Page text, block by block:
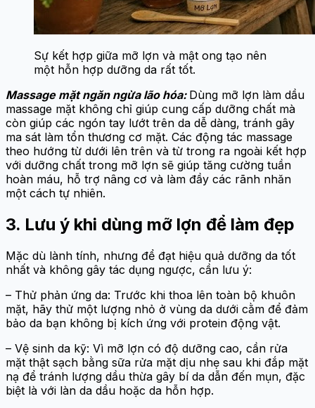
Sự kết hợp giữa mỡ lợn và mật ong tạo nên
một hỗn hợp dưỡng da rất tốt.
Massage mặt ngăn ngừa lão hóa: Dùng mỡ lợn làm dầu
massage mặt không chỉ giúp cung cấp dưỡng chất mà
còn giúp các ngón tay lướt trên da dễ dàng, tránh gây
ma sát làm tổn thương cơ mặt. Các động tác massage
theo hướng từ dưới lên trên và từ trong ra ngoài kết hợp
với dưỡng chất trong mỡ lợn sẽ giúp tăng cường tuần
hoàn máu, hỗ trợ nâng cơ và làm đầy các rãnh nhăn
một cách tự nhiên.
3. Lưu ý khi dùng mỡ lợn để làm đẹp
Mặc dù lành tính, nhưng để đạt hiệu quả dưỡng da tốt
nhất và không gây tác dụng ngược, cần lưu ý:
– Thử phản ứng da: Trước khi thoa lên toàn bộ khuôn
mặt, hãy thử một lượng nhỏ ở vùng da dưới cằm để đảm
bảo da bạn không bị kích ứng với protein động vật.
– Vệ sinh da kỹ: Vì mỡ lợn có độ dưỡng cao, cần rửa
mặt thật sạch bằng sữa rửa mặt dịu nhẹ sau khi đắp mặt
nạ để tránh lượng dầu thừa gây bí da dẫn đến mụn, đặc
biệt là với làn da dầu hoặc da hỗn hợp.